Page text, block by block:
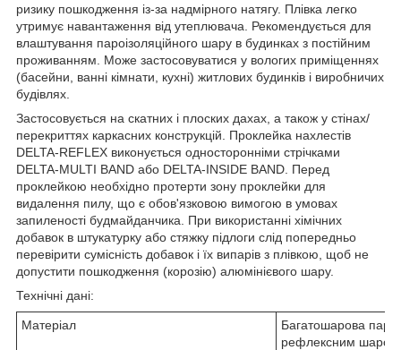
ризику пошкодження із-за надмірного натягу. Плівка легко
утримує навантаження від утеплювача. Рекомендується для
влаштування пароізоляційного шару в будинках з постійним
проживанням. Може застосовуватися у вологих приміщеннях
(басейни, ванні кімнати, кухні) житлових будинків і виробничих
будівлях.
Застосовується на скатних і плоских дахах, а також у стінах/
перекриттях каркасних конструкцій. Проклейка нахлестів
DELTA-REFLEX виконується односторонніми стрічками
DELTA-MULTI BAND або DELTA-INSIDE BAND. Перед
проклейкою необхідно протерти зону проклейки для
видалення пилу, що є обов'язковою вимогою в умовах
запиленості будмайданчика. При використанні хімічних
добавок в штукатурку або стяжку підлоги слід попередньо
перевірити сумісність добавок і їх випарів з плівкою, щоб не
допустити пошкодження (корозію) алюмінієвого шару.
Технічні дані:
Матеріал
Багатошарова
рефлексним